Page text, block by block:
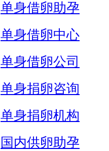
单身借卵助孕
单身借卵中心
单身借卵公司
单身捐卵咨询
单身捐卵机构
国内供卵助孕